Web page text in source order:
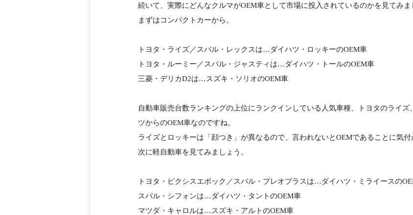
続いて、実際にどんなクルマがOEM車として市場に投入されているのかを見てみま
まずはコンパクトカーから。
トヨタ・ライズ／スバル・レックスは…ダイハツ・ロッキーのOEM車
トヨタ・ルーミー／スバル・ジャスティは…ダイハツ・トールのOEM車
三菱・デリカD2は…スズキ・ソリオのOEM車
自動車販売台数ランキングの上位にランクインしている人気車種、トヨタのライズ
ツからのOEM車なのですね。
ライズとロッキーは「顔つき」が異なるので、言われないとOEMであることに気付
次に軽自動車を見てみましょう。
トヨタ・ピクシスエポック／スバル・プレオプラスは…ダイハツ・ミライースの
スバル・シフォンは…ダイハツ・タントのOEM車
マツダ・キャロルは…スズキ・アルトのOEM車